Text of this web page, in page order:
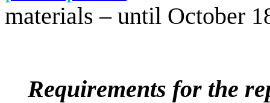
materials – until October
Requirements for the